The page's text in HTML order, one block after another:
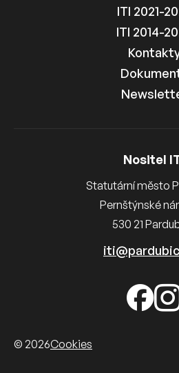
ITI 2021-
ITI 2014-
Nositel
Statutární město
Pernštýnské
530 21
© 2026Cookies